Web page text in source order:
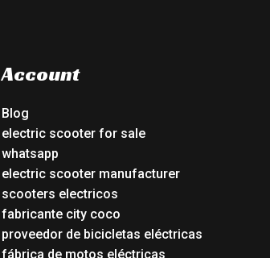
Account
Blog
electric scooter for sale
whatsapp
electric scooter manufacturer
scooters electricos
fabricante city coco
proveedor de bicicletas eléctricas
fábrica de motos eléctricas